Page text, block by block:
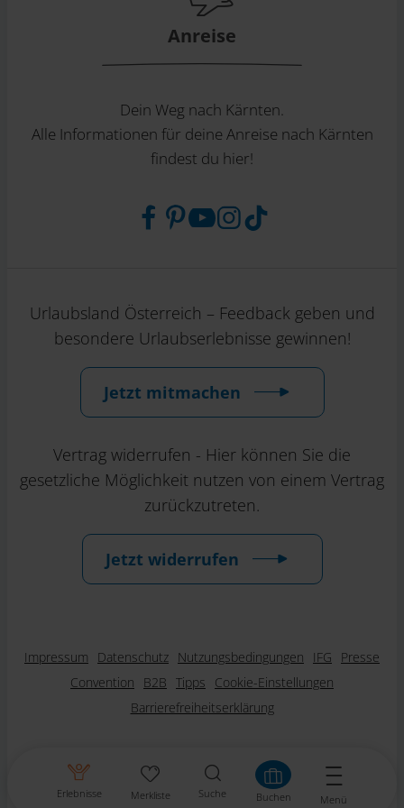
Erlebnisse Merkliste Suche Buchen Menü
Anreise
Dein Weg nach Kärnten.
Alle Informationen für deine Anreise nach Kärnten
findest du hier!
Urlaubsland Österreich – Feedback geben und
besondere Urlaubserlebnisse gewinnen!
Jetzt mitmachen
Vertrag widerrufen - Hier können Sie die
gesetzliche Möglichkeit nutzen von einem Vertrag
zurückzutreten.
Jetzt widerrufen
Impressum Datenschutz Nutzungsbedingungen IFG
Presse
Convention
B2B Tipps
Cookie-Einstellungen
Barrierefreiheitserklärung